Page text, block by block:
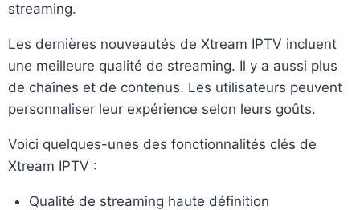
streaming.
Les dernières nouveautés de Xtream IPTV incluent
une meilleure qualité de streaming. Il y a aussi plus
de chaînes et de contenus. Les utilisateurs peuvent
personnaliser leur expérience selon leurs goûts.
Voici quelques-unes des fonctionnalités clés de
Xtream IPTV :
Qualité de streaming haute définition